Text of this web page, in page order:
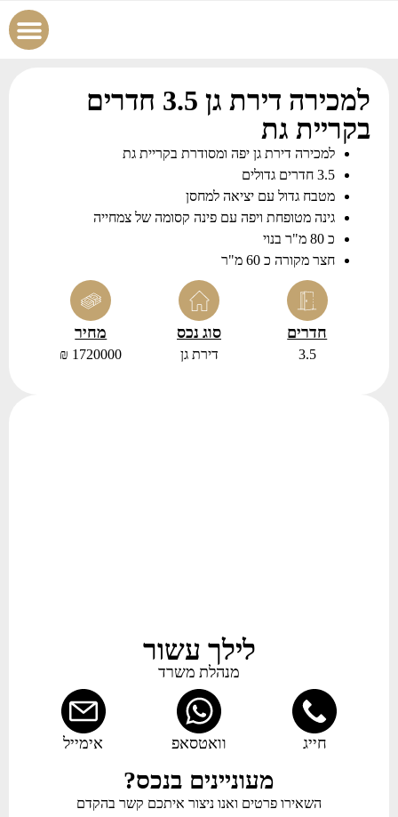
למכירה דירת גן 3.5 חדרים
בקריית גת
למכירה דירת גן יפה ומסודרת בקריית גת
3.5 חדרים גדולים
מטבח גדול עם יציאה למחסן
גינה מטופחת ויפה עם פינה קסומה של צמחייה
כ 80 מ"ר בנוי
חצר מקורה כ 60 מ"ר
חדרים
3.5
סוג נכס
דירת גן
מחיר
1720000 ₪
לילך עשור
מנהלת משרד
חייג וואטסאפ אימייל
מעוניינים בנכס?
השאירו פרטים ואנו ניצור איתכם קשר בהקדם